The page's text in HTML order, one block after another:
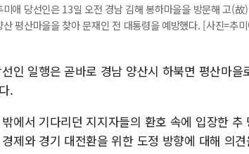
미애 당선인은 13일 오전 경남 김해 봉하마을을 방문해 고(
산 평산마을을 찾아 문재인 전 대통령을 예방했다. [사진=추
인 일행은 곧바로 경남 양산시 하북면 평산마
.
에서 기다리던 지지자들의 환호 속에 입장한
제와 경기 대전환을 위한 도정 방향에 대해 의